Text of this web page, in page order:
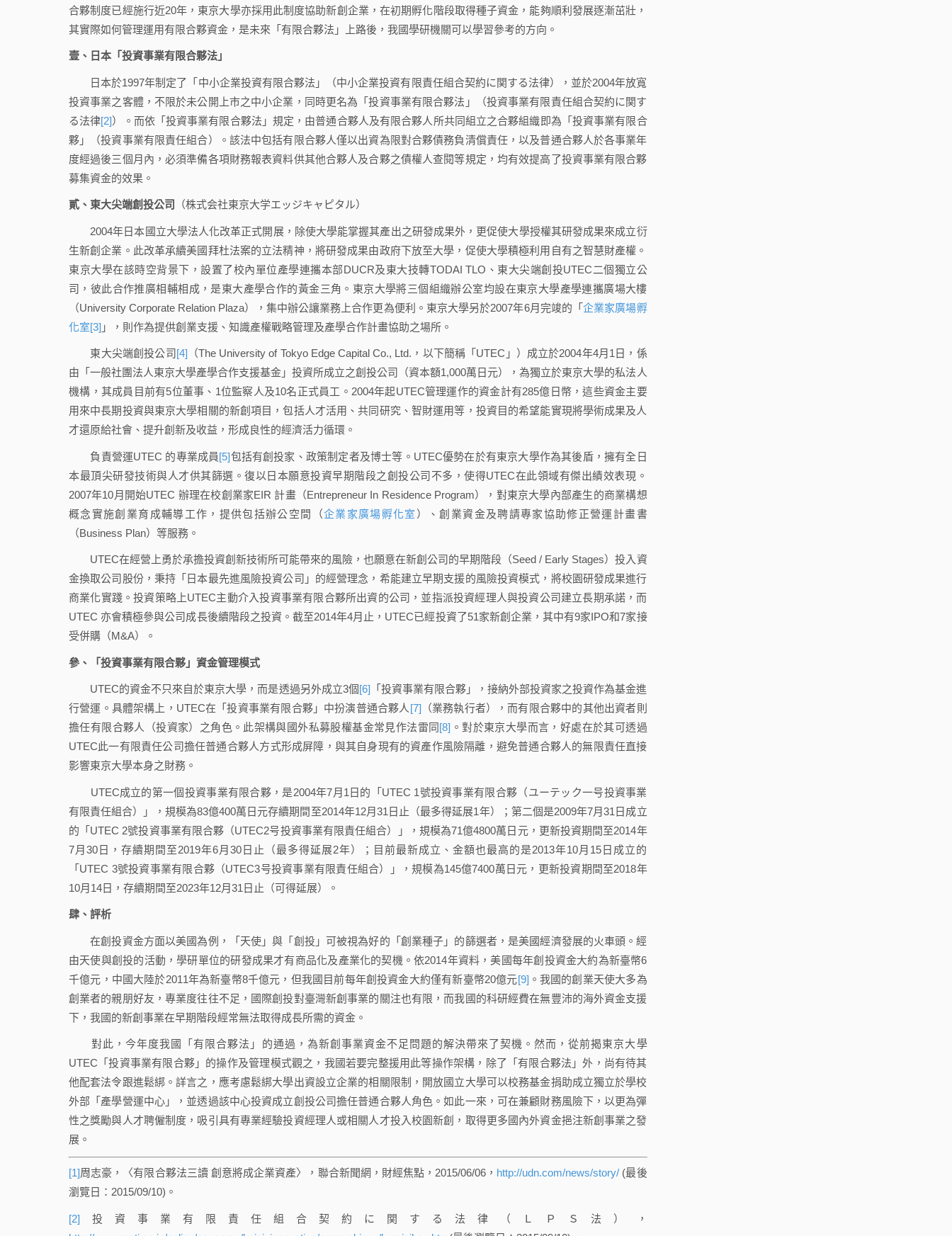
合夥制度已經施行近20年，東京大學亦採用此制度協助新創企業，在初期孵化階段取得種子資金，能夠順利發展逐漸茁壯，
其實際如何管理運用有限合夥資金，是未來「有限合夥法」上路後，我國學研機關可以學習參考的方向。
壹、日本「投資事業有限合夥法」
日本於1997年制定了「中小企業投資有限合夥法」（中小企業投資有限責任組合契約に関する法律），並於2004年放寬
投資事業之客體，不限於未公開上市之中小企業，同時更名為「投資事業有限合夥法」（投資事業有限責任組合契約に関す
る法律[2]）。而依「投資事業有限合夥法」規定，由普通合夥人及有限合夥人所共同組立之合夥組織即為「投資事業有限合
夥」（投資事業有限責任組合）。該法中包括有限合夥人僅以出資為限對合夥債務負清償責任，以及普通合夥人於各事業年
度經過後三個月內，必須準備各項財務報表資料供其他合夥人及合夥之債權人查閱等規定，均有效提高了投資事業有限合夥
募集資金的效果。
貳、東大尖端創投公司 （株式会社東京大学エッジキャピタル）
2004年日本國立大學法人化改革正式開展，除使大學能掌握其產出之研發成果外，更促使大學授權其研發成果來成立衍
生新創企業。此改革承續美國拜杜法案的立法精神，將研發成果由政府下放至大學，促使大學積極利用自有之智慧財產權。
東京大學在該時空背景下，設置了校內單位產學連攜本部DUCR及東大技轉TODAI TLO、東大尖端創投UTEC二個獨立公
司，彼此合作推廣相輔相成，是東大產學合作的黃金三角。東京大學將三個組織辦公室均設在東京大學產學連攜廣場大樓
（University Corporate Relation Plaza），集中辦公讓業務上合作更為便利。東京大學另於2007年6月完竣的「企業家廣場孵
化室[3] 」，則作為提供創業支援、知識產權戰略管理及產學合作計畫協助之場所。
東大尖端創投公司[4] （The University of Tokyo Edge Capital Co., Ltd.，以下簡稱「UTEC」）成立於2004年4月1日，係
由「一般社團法人東京大學產學合作支援基金」投資所成立之創投公司（資本額1,000萬日元），為獨立於東京大學的私法人
機構，其成員目前有5位董事、1位監察人及10名正式員工。2004年起UTEC管理運作的資金計有285億日幣，這些資金主要
用來中長期投資與東京大學相關的新創項目，包括人才活用、共同研究、智財運用等，投資目的希望能實現將學術成果及人
才還原給社會、提升創新及收益，形成良性的經濟活力循環。
負責營運UTEC 的專業成員[5]包括有創投家、政策制定者及博士等。UTEC優勢在於有東京大學作為其後盾，擁有全日
本最頂尖研發技術與人才供其篩選。復以日本願意投資早期階段之創投公司不多，使得UTEC在此領域有傑出績效表現。
2007年10月開始UTEC 辦理在校創業家EIR 計畫（Entrepreneur In Residence Program），對東京大學內部產生的商業構想
概念實施創業育成輔導工作，提供包括辦公空間（企業家廣場孵化室 ）、創業資金及聘請專家協助修正營運計畫書
（Business Plan）等服務。
UTEC在經營上勇於承擔投資創新技術所可能帶來的風險，也願意在新創公司的早期階段（Seed / Early Stages）投入資
金換取公司股份，秉持「日本最先進風險投資公司」的經營理念，希能建立早期支援的風險投資模式，將校園研發成果進行
商業化實踐。投資策略上UTEC主動介入投資事業有限合夥所出資的公司，並指派投資經理人與投資公司建立長期承諾，而
UTEC 亦會積極參與公司成長後續階段之投資。截至2014年4月止，UTEC已經投資了51家新創企業，其中有9家IPO和7家接
受併購（M&A）。
參、「投資事業有限合夥」資金管理模式
UTEC的資金不只來自於東京大學，而是透過另外成立3個[6] 「投資事業有限合夥」，接納外部投資家之投資作為基金進
行營運。具體架構上，UTEC在「投資事業有限合夥」中扮演普通合夥人 [7] （業務執行者），而有限合夥中的其他出資者則
擔任有限合夥人（投資家）之角色。此架構與國外私募股權基金常見作法雷同[8] 。對於東京大學而言，好處在於其可透過
UTEC此一有限責任公司擔任普通合夥人方式形成屏障，與其自身現有的資產作風險隔離，避免普通合夥人的無限責任直接
影響東京大學本身之財務。
UTEC成立的第一個投資事業有限合夥，是2004年7月1日的「UTEC 1號投資事業有限合夥（ユーテック一号投資事業
有限責任組合）」，規模為83億400萬日元存續期間至2014年12月31日止（最多得延展1年）；第二個是2009年7月31日成立
的「UTEC 2號投資事業有限合夥（UTEC2号投資事業有限責任組合）」，規模為71億4800萬日元，更新投資期間至2014年
7月30日，存續期間至2019年6月30日止（最多得延展2年）；目前最新成立、金額也最高的是2013年10月15日成立的
「UTEC 3號投資事業有限合夥（UTEC3号投資事業有限責任組合）」，規模為145億7400萬日元，更新投資期間至2018年
10月14日，存續期間至2023年12月31日止（可得延展）。
肆、評析
在創投資金方面以美國為例，「天使」與「創投」可被視為好的「創業種子」的篩選者，是美國經濟發展的火車頭。經
由天使與創投的活動，學研單位的研發成果才有商品化及產業化的契機。依2014年資料，美國每年創投資金大約為新臺幣6
千億元，中國大陸於2011年為新臺幣8千億元，但我國目前每年創投資金大約僅有新臺幣20億元[9] 。我國的創業天使大多為
創業者的親朋好友，專業度往往不足，國際創投對臺灣新創事業的關注也有限，而我國的科研經費在無豐沛的海外資金支援
下，我國的新創事業在早期階段經常無法取得成長所需的資金。
對此，今年度我國「有限合夥法」的通過，為新創事業資金不足問題的解決帶來了契機。然而，從前揭東京大學
UTEC「投資事業有限合夥」的操作及管理模式觀之，我國若要完整援用此等操作架構，除了「有限合夥法」外，尚有待其
他配套法令跟進鬆綁。詳言之，應考慮鬆綁大學出資設立企業的相關限制，開放國立大學可以校務基金捐助成立獨立於學校
外部「產學營運中心」，並透過該中心投資成立創投公司擔任普通合夥人角色。如此一來，可在兼顧財務風險下，以更為彈
性之獎勵與人才聘僱制度，吸引具有專業經驗投資經理人或相關人才投入校園新創，取得更多國內外資金挹注新創事業之發
展。
[1]周志豪，〈有限合夥法三讀 創意將成企業資產〉，聯合新聞網，財經焦點，2015/06/06， http://udn.com/news/story/ (最後
瀏覽日：2015/09/10)。
[2] 投資事業有限責任組合契約に関する法律（ＬＰＳ法），